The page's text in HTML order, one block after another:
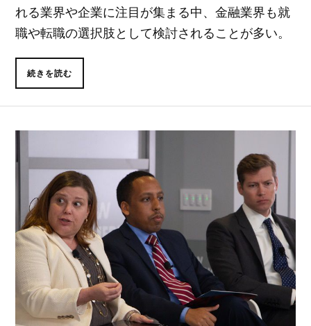
れる業界や企業に注目が集まる中、金融業界も就
職や転職の選択肢として検討されることが多い。
続きを読む